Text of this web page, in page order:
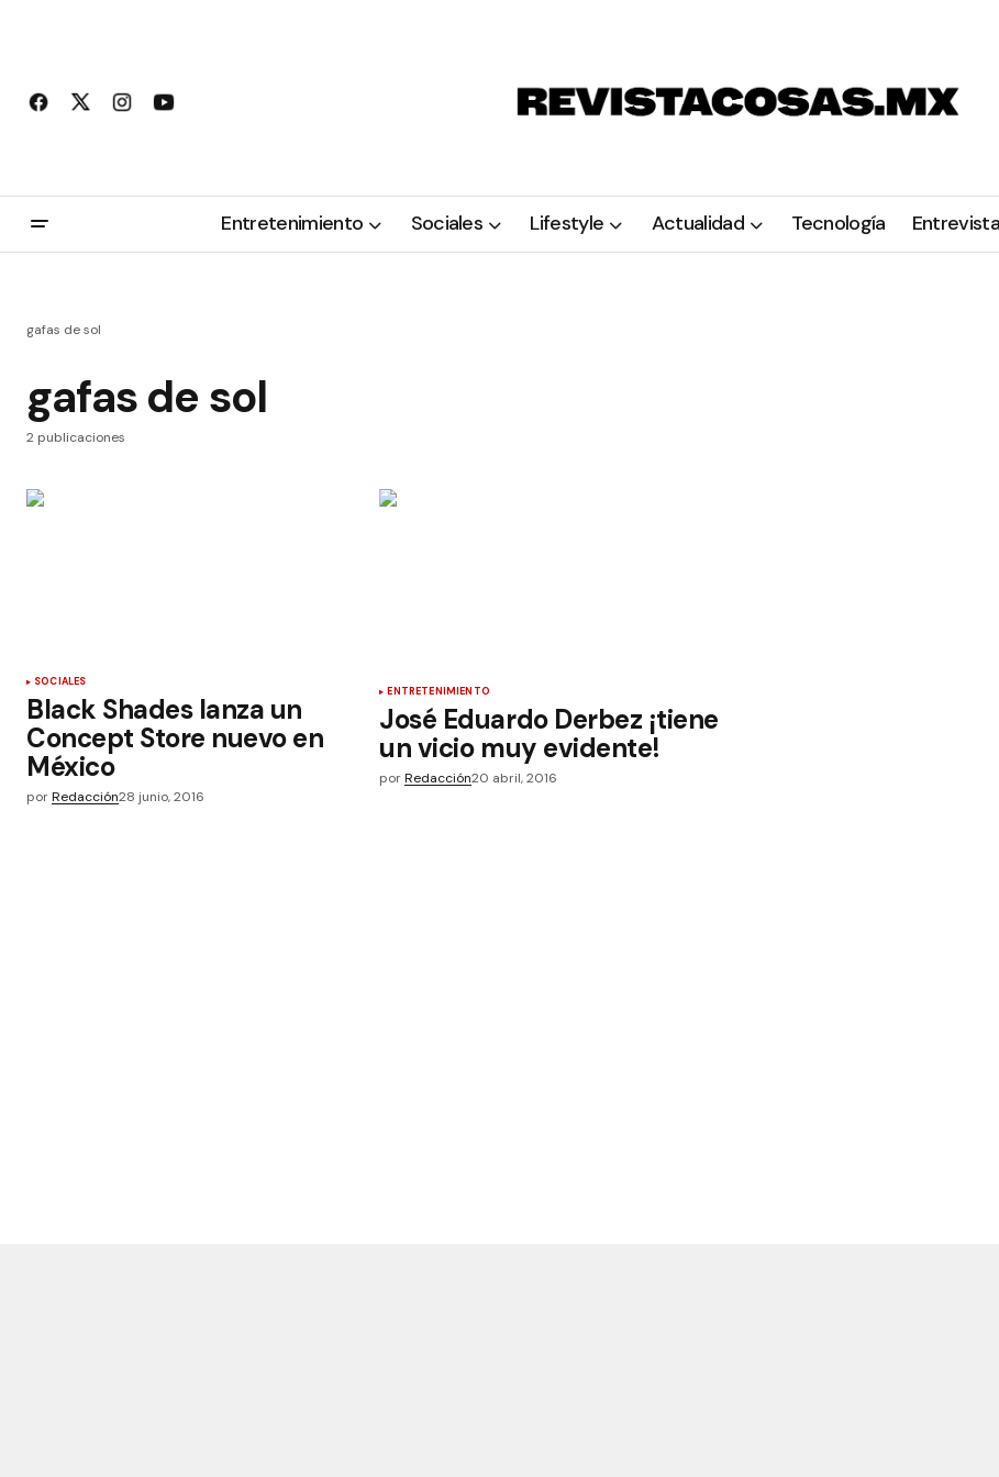
Entretenimiento Sociales Lifestyle Actualidad Tecnología
gafas de sol
gafas de sol
2 publicaciones
SOCIALES
Black Shades lanza un
Concept Store nuevo en
México
porRedacción28 junio, 2016
ENTRETENIMIENTO
José Eduardo Derbez ¡tiene
un vicio muy evidente!
por Redacción20 abril, 2016